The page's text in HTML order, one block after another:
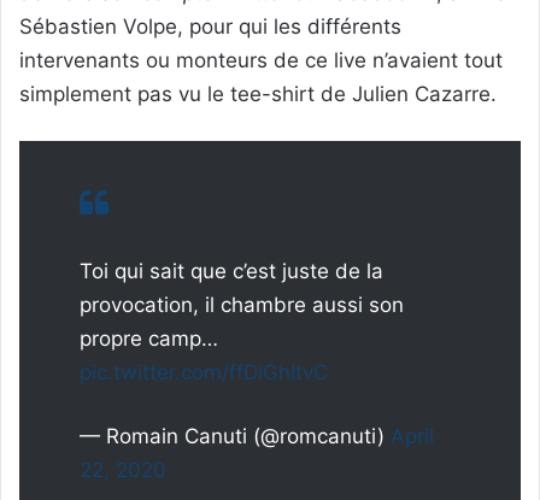
Sébastien Volpe, pour qui les différents
intervenants ou monteurs de ce live n’avaient tout
simplement pas vu le tee-shirt de Julien Cazarre.
Toi qui sait que c’est juste de la
provocation, il chambre aussi son
propre camp…
pic.twitter.com/ffDiGhltvC
— Romain Canuti (@romcanuti) April
22, 2020